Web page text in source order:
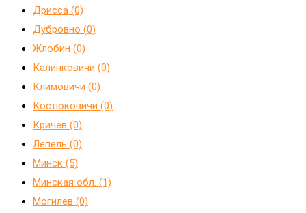
Дрисса (0)
Дубровно (0)
Жлобин (0)
Калинковичи (0)
Климовичи (0)
Костюковичи (0)
Кричев (0)
Лепель (0)
Минск (5)
Минская обл. (1)
Могилёв (0)